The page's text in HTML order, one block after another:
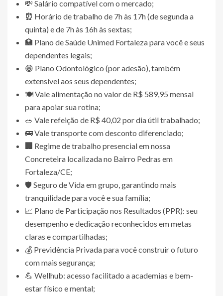
💸 Salário compatível com o mercado;
⏰ Horário de trabalho de 7h às 17h (de segunda a
quinta) e de 7h às 16h às sextas;
🏥 Plano de Saúde Unimed Fortaleza para você e seus
dependentes legais;
😁 Plano Odontológico (por adesão), também
extensível aos seus dependentes;
🍽️ Vale alimentação no valor de R$ 589,95 mensal
para apoiar sua rotina;
🥗 Vale refeição de R$ 40,02 por dia útil trabalhado;
🚌 Vale transporte com desconto diferenciado;
🏢 Regime de trabalho presencial em nossa
Concreteira localizada no Bairro Pedras em
Fortaleza/CE;
🛡️ Seguro de Vida em grupo, garantindo mais
tranquilidade para você e sua família;
📈 Plano de Participação nos Resultados (PPR): seu
desempenho e dedicação reconhecidos em metas
claras e compartilhadas;
💰 Previdência Privada para você construir o futuro
com mais segurança;
💪 Wellhub: acesso facilitado a academias e bem-
estar físico e mental;